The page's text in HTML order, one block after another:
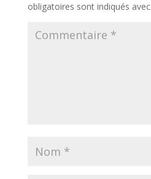
obligatoires sont indiqués avec